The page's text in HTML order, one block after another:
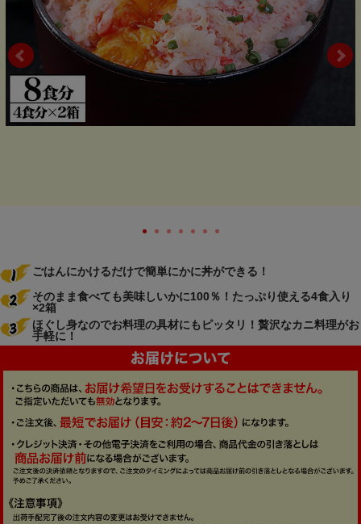
ごはんにかけるだけで簡単にかに丼ができる！
そのまま食べても美味しいかに100％！たっぷり使える4食入り
×2箱
ほぐし身なのでお料理の具材にもピッタリ！贅沢なカニ料理がお
手軽に！